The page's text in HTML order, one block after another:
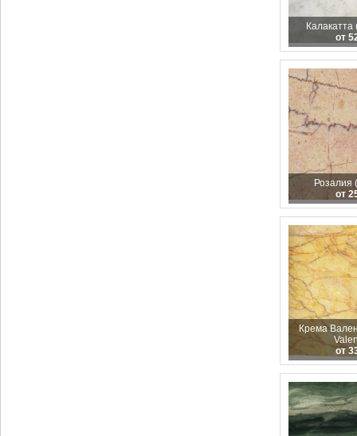
от
Розалия
от
Крема
от